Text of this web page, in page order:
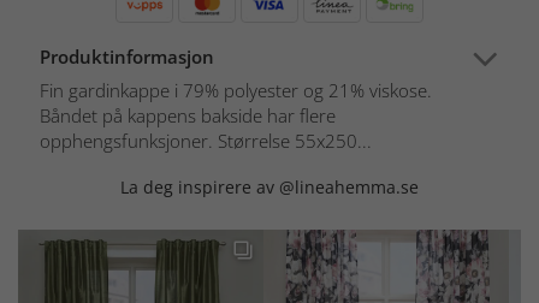
Produktinformasjon
Fin gardinkappe i 79% polyester og 21% viskose.
Båndet på kappens bakside har flere
opphengsfunksjoner. Størrelse 55x250...
La deg inspirere av @lineahemma.se